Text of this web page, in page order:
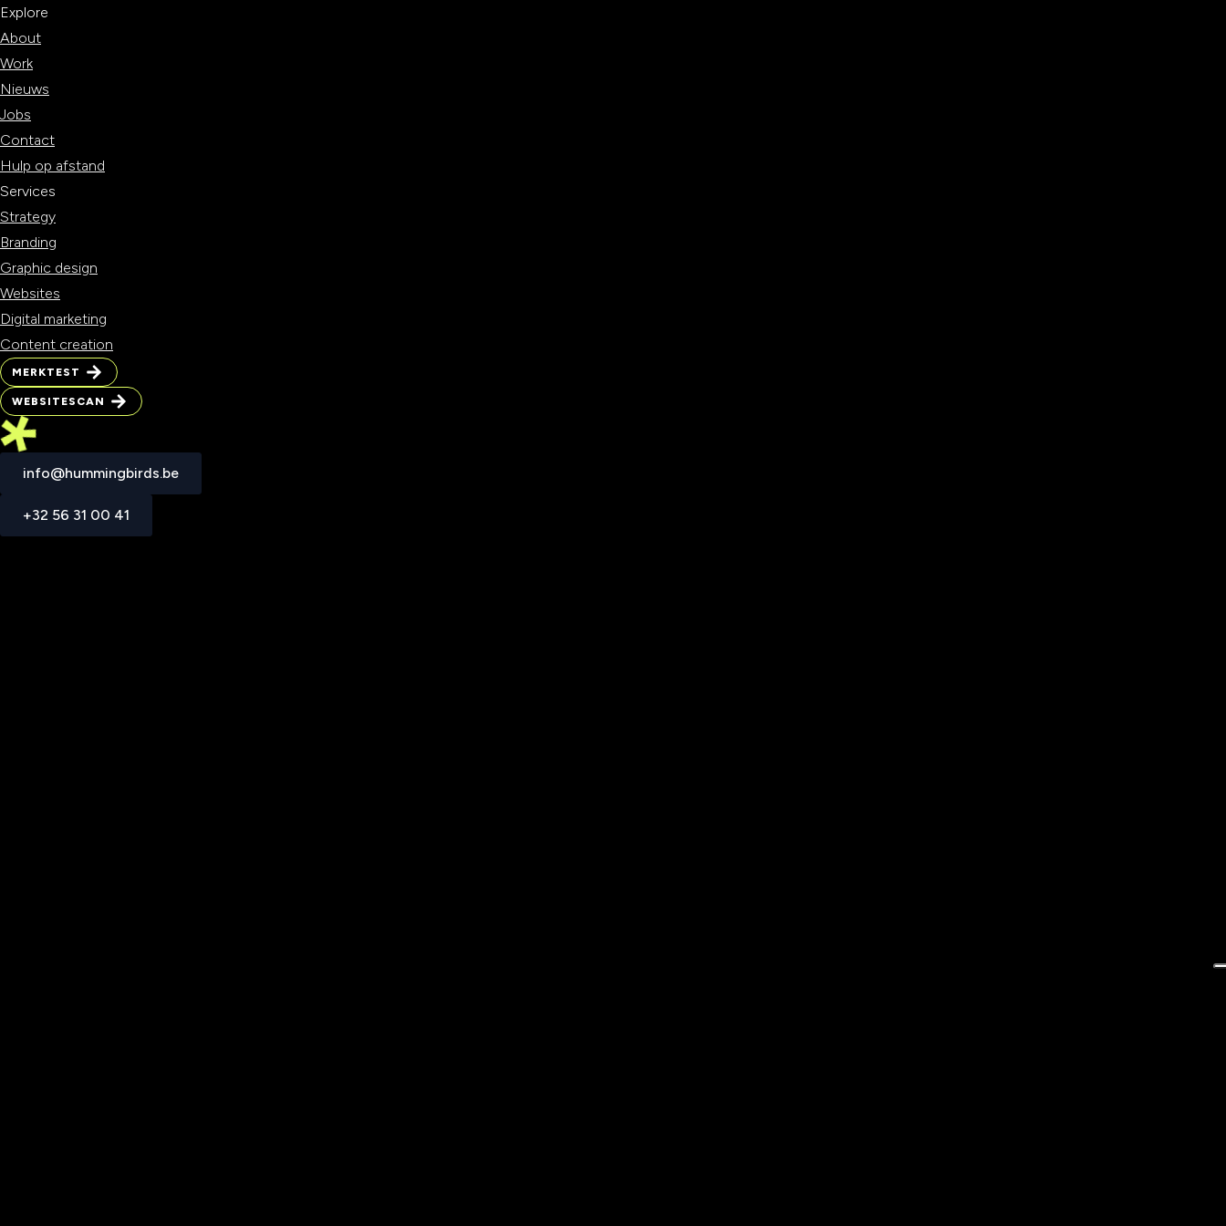
Explore
About
Work
Nieuws
Jobs
Contact
Hulp op afstand
Services
Strategy
Branding
Graphic design
Websites
Digital marketing
Content creation
MERKTEST
WEBSITESCAN
info@hummingbirds.be
+32 56 31 00 41